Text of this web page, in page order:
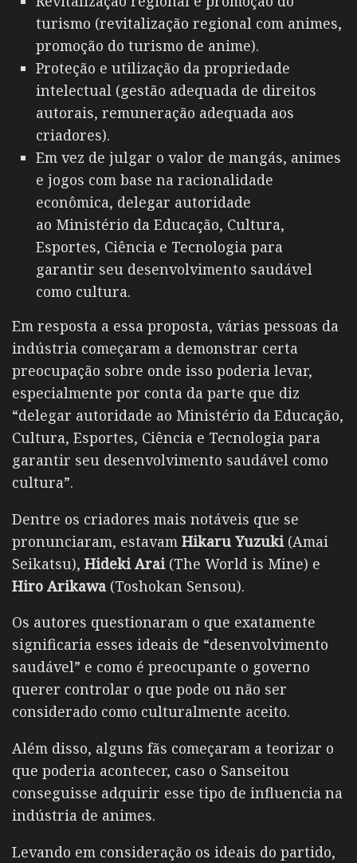
turismo (revitalização regional com animes,
promoção do turismo de anime).
Proteção e utilização da propriedade
intelectual (gestão adequada de direitos
autorais, remuneração adequada aos
criadores).
Em vez de julgar o valor de mangás, animes
e jogos com base na racionalidade
econômica, delegar autoridade
ao Ministério da Educação, Cultura,
Esportes, Ciência e Tecnologia para
garantir seu desenvolvimento saudável
como cultura.
Em resposta a essa proposta, várias pessoas da
indústria começaram a demonstrar certa
preocupação sobre onde isso poderia levar,
especialmente por conta da parte que diz
“delegar autoridade ao Ministério da Educação,
Cultura, Esportes, Ciência e Tecnologia para
garantir seu desenvolvimento saudável como
cultura”.
Dentre os criadores mais notáveis que se
pronunciaram, estavam Hikaru Yuzuki(Amai
Seikatsu), Hideki Arai(The World is Mine) e
Hiro Arikawa (Toshokan Sensou).
Os autores questionaram o que exatamente
significaria esses ideais de “desenvolvimento
saudável” e como é preocupante o governo
querer controlar o que pode ou não ser
considerado como culturalmente aceito.
Além disso, alguns fãs começaram a teorizar o
que poderia acontecer, caso o Sanseitou
conseguisse adquirir esse tipo de influencia na
indústria de animes.
Levando em consideração os ideais do partido,